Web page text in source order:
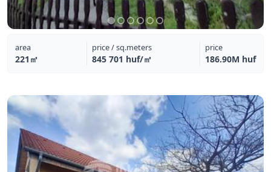
area
221㎡
price / sq.meters
845 701 huf/㎡
price
186.90M huf